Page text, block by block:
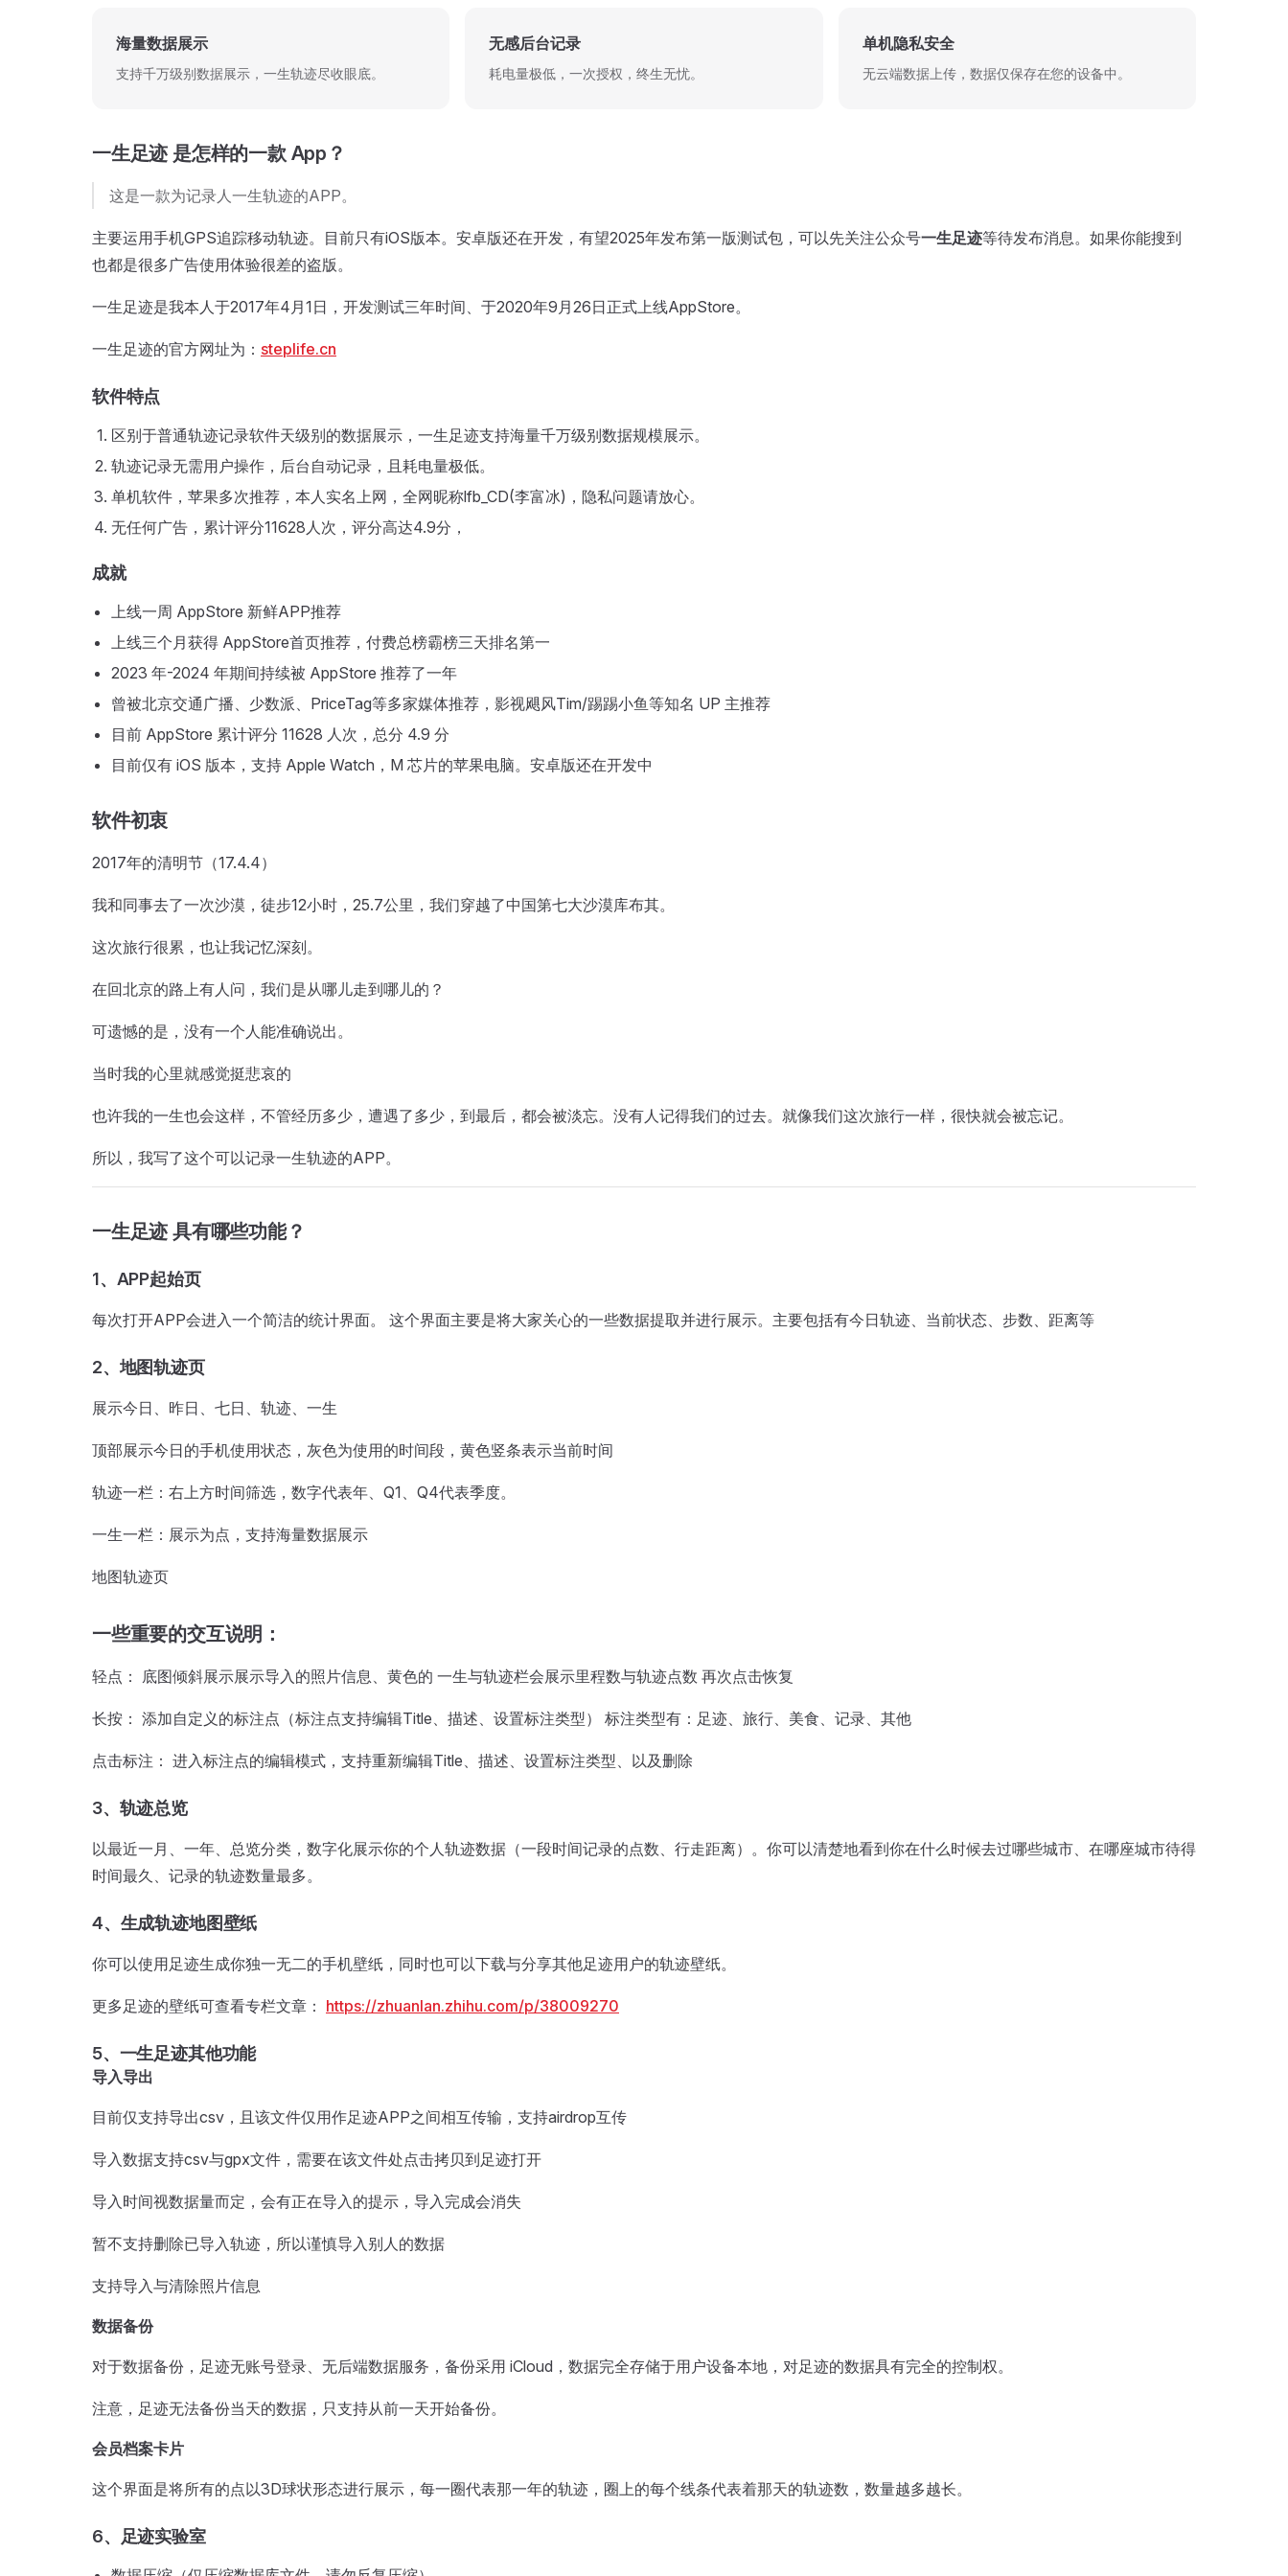
海量数据展示
支持千万级别数据展示，一生轨迹尽收眼底。
无感后台记录
耗电量极低，一次授权，终生无忧。
单机隐私安全
无云端数据上传，数据仅保存在您的设备中。
一生足迹 是怎样的一款 App？
这是一款为记录人一生轨迹的APP。
主要运用手机GPS追踪移动轨迹。目前只有iOS版本。安卓版还在开发，有望2025年发布第一版测试包，可以先关注公众号一生足迹等待发布消息。如果你能搜到
也都是很多广告使用体验很差的盗版。
一生足迹是我本人于2017年4月1日，开发测试三年时间、于2020年9月26日正式上线AppStore。
一生足迹的官方网址为： steplife.cn
软件特点
区别于普通轨迹记录软件天级别的数据展示，一生足迹支持海量千万级别数据规模展示。
轨迹记录无需用户操作，后台自动记录，且耗电量极低。
单机软件，苹果多次推荐，本人实名上网，全网昵称lfb_CD(李富冰)，隐私问题请放心。
无任何广告，累计评分11628人次，评分高达4.9分，
成就
上线一周 AppStore 新鲜APP推荐
上线三个月获得 AppStore首页推荐，付费总榜霸榜三天排名第一
2023 年-2024 年期间持续被 AppStore 推荐了一年
曾被北京交通广播、少数派、PriceTag等多家媒体推荐，影视飓风Tim/踢踢小鱼等知名 UP 主推荐
目前 AppStore 累计评分 11628 人次，总分 4.9 分
目前仅有 iOS 版本，支持 Apple Watch，M 芯片的苹果电脑。安卓版还在开发中
软件初衷
2017年的清明节（17.4.4）
我和同事去了一次沙漠，徒步12小时，25.7公里，我们穿越了中国第七大沙漠库布其。
这次旅行很累，也让我记忆深刻。
在回北京的路上有人问，我们是从哪儿走到哪儿的？
可遗憾的是，没有一个人能准确说出。
当时我的心里就感觉挺悲哀的
也许我的一生也会这样，不管经历多少，遭遇了多少，到最后，都会被淡忘。没有人记得我们的过去。就像我们这次旅行一样，很快就会被忘记。
所以，我写了这个可以记录一生轨迹的APP。
一生足迹 具有哪些功能？
1、APP起始页
每次打开APP会进入一个简洁的统计界面。 这个界面主要是将大家关心的一些数据提取并进行展示。主要包括有今日轨迹、当前状态、步数、距离等
2、地图轨迹页
展示今日、昨日、七日、轨迹、一生
顶部展示今日的手机使用状态，灰色为使用的时间段，黄色竖条表示当前时间
轨迹一栏：右上方时间筛选，数字代表年、Q1、Q4代表季度。
一生一栏：展示为点，支持海量数据展示
地图轨迹页
一些重要的交互说明：
轻点： 底图倾斜展示展示导入的照片信息、黄色的 一生与轨迹栏会展示里程数与轨迹点数 再次点击恢复
长按： 添加自定义的标注点（标注点支持编辑Title、描述、设置标注类型） 标注类型有：足迹、旅行、美食、记录、其他
点击标注： 进入标注点的编辑模式，支持重新编辑Title、描述、设置标注类型、以及删除
3、轨迹总览
以最近一月、一年、总览分类，数字化展示你的个人轨迹数据（一段时间记录的点数、行走距离）。你可以清楚地看到你在什么时候去过哪些城市、在哪座城市待得
时间最久、记录的轨迹数量最多。
4、生成轨迹地图壁纸
你可以使用足迹生成你独一无二的手机壁纸，同时也可以下载与分享其他足迹用户的轨迹壁纸。
更多足迹的壁纸可查看专栏文章： https://zhuanlan.zhihu.com/p/38009270
5、一生足迹其他功能
导入导出
目前仅支持导出csv，且该文件仅用作足迹APP之间相互传输，支持airdrop互传
导入数据支持csv与gpx文件，需要在该文件处点击拷贝到足迹打开
导入时间视数据量而定，会有正在导入的提示，导入完成会消失
暂不支持删除已导入轨迹，所以谨慎导入别人的数据
支持导入与清除照片信息
数据备份
对于数据备份，足迹无账号登录、无后端数据服务，备份采用 iCloud，数据完全存储于用户设备本地，对足迹的数据具有完全的控制权。
注意，足迹无法备份当天的数据，只支持从前一天开始备份。
会员档案卡片
这个界面是将所有的点以3D球状形态进行展示，每一圈代表那一年的轨迹，圈上的每个线条代表着那天的轨迹数，数量越多越长。
6、足迹实验室